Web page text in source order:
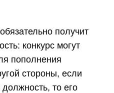
получит
конкурс могут
пополнения
стороны, если
то его